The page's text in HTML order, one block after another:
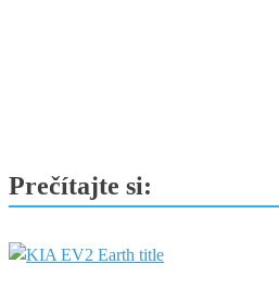
Prečítajte si: